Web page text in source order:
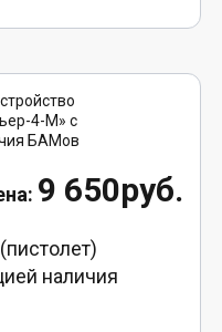
9 650руб.
наличия